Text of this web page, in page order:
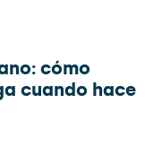
cómo
cuando hace